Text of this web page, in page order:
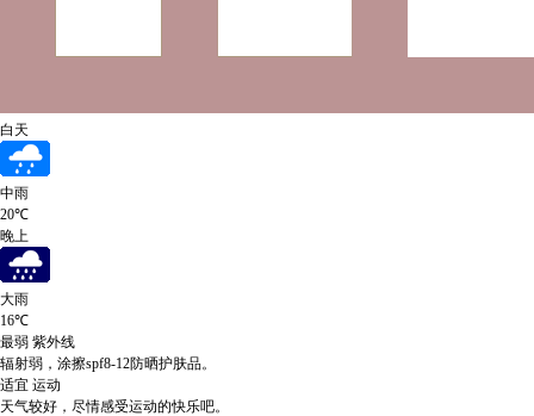
白天
中雨
20℃
晚上
大雨
16℃
最弱 紫外线
辐射弱，涂擦spf8-12防晒护肤品。
适宜 运动
天气较好，尽情感受运动的快乐吧。